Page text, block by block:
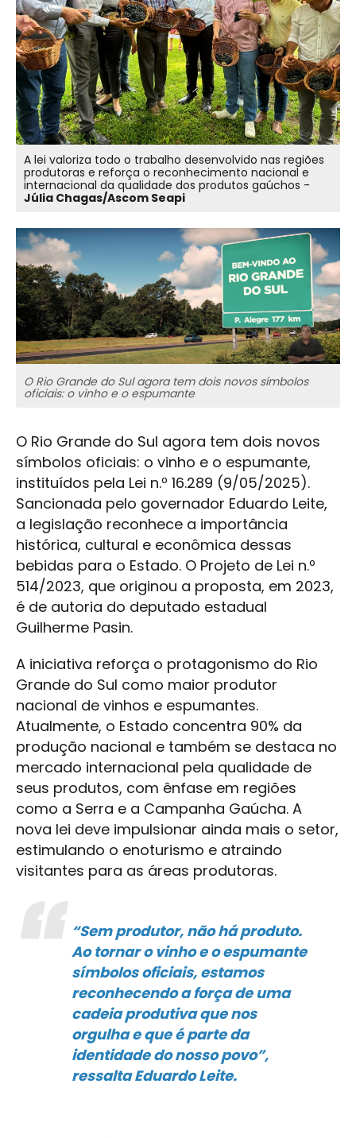
A lei valoriza todo o trabalho desenvolvido nas regiões
produtoras e reforça o reconhecimento nacional e
internacional da qualidade dos produtos gaúchos -
Júlia Chagas/Ascom Seapi
O Rio Grande do Sul agora tem dois novos símbolos
oficiais: o vinho e o espumante
O Rio Grande do Sul agora tem dois novos
símbolos oficiais: o vinho e o espumante,
instituídos pela Lei n.º 16.289 (9/05/2025).
Sancionada pelo governador Eduardo Leite,
a legislação reconhece a importância
histórica, cultural e econômica dessas
bebidas para o Estado. O Projeto de Lei n.º
514/2023, que originou a proposta, em 2023,
é de autoria do deputado estadual
Guilherme Pasin.
A iniciativa reforça o protagonismo do Rio
Grande do Sul como maior produtor
nacional de vinhos e espumantes.
Atualmente, o Estado concentra 90% da
produção nacional e também se destaca no
mercado internacional pela qualidade de
seus produtos, com ênfase em regiões
como a Serra e a Campanha Gaúcha. A
nova lei deve impulsionar ainda mais o setor,
estimulando o enoturismo e atraindo
visitantes para as áreas produtoras.
“Sem produtor, não há produto.
Ao tornar o vinho e o espumante
símbolos oficiais, estamos
reconhecendo a força de uma
cadeia produtiva que nos
orgulha e que é parte da
identidade do nosso povo”,
ressalta Eduardo Leite.